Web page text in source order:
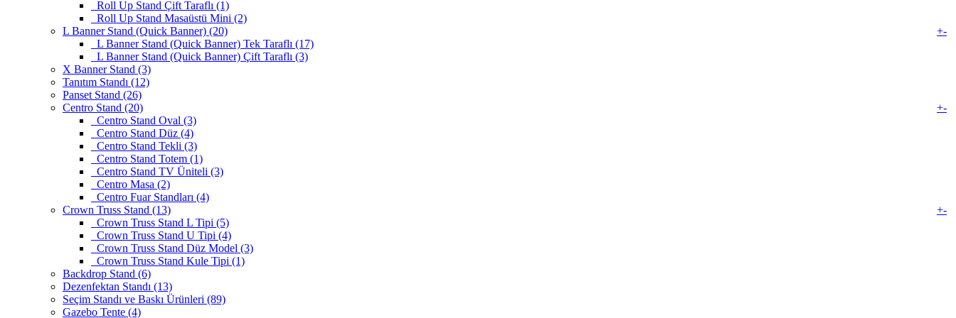
Roll Up Stand Çift Taraflı (1)
Roll Up Stand Masaüstü Mini (2)
L Banner Stand (Quick Banner) (20)
+-
L Banner Stand (Quick Banner) Tek Taraflı (17)
L Banner Stand (Quick Banner) Çift Taraflı (3)
X Banner Stand (3)
Tanıtım Standı (12)
Panset Stand (26)
Centro Stand (20)
+-
Centro Stand Oval (3)
Centro Stand Düz (4)
Centro Stand Tekli (3)
Centro Stand Totem (1)
Centro Stand TV Üniteli (3)
Centro Masa (2)
Centro Fuar Standları (4)
Crown Truss Stand (13)
+-
Crown Truss Stand L Tipi (5)
Crown Truss Stand U Tipi (4)
Crown Truss Stand Düz Model (3)
Crown Truss Stand Kule Tipi (1)
Backdrop Stand (6)
Dezenfektan Standı (13)
Seçim Standı ve Baskı Ürünleri (89)
Gazebo Tente (4)